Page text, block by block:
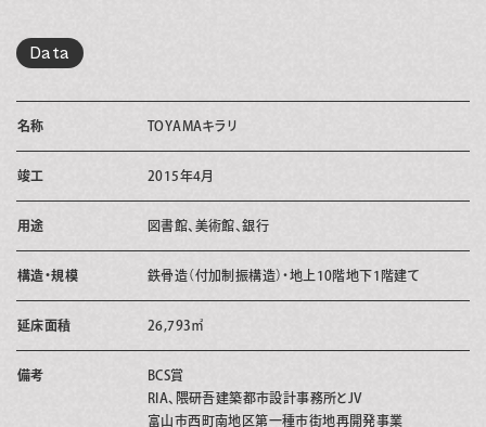
Data
名称 TOYAMAキラリ
竣工 2015年4月
用途 図書館、美術館、銀行
構造・規模 鉄骨造（付加制振構造）・地上10階地下1階建て
延床面積 26,793㎡
備考
BCS賞
RIA、隈研吾建築都市設計事務所とJV
富山市西町南地区第一種市街地再開発事業